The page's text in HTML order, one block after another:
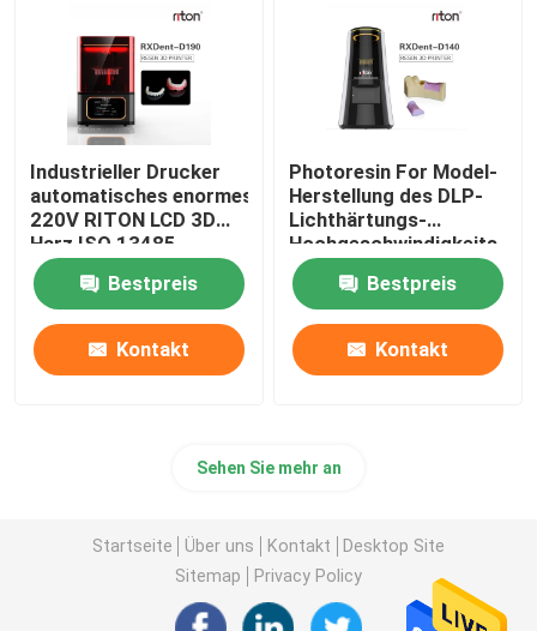
Industrieller Drucker
automatisches enormes
220V RITON LCD 3D
Harz ISO 13485
Bestpreis
Kontakt
Photoresin For Model-
Herstellung des DLP-
Lichthärtungs-
Hochgeschwindigkeits-
Drucker-3d
Bestpreis
Kontakt
Sehen Sie mehr an
Startseite Über uns Kontakt
Desktop Site
Sitemap
Privacy Policy